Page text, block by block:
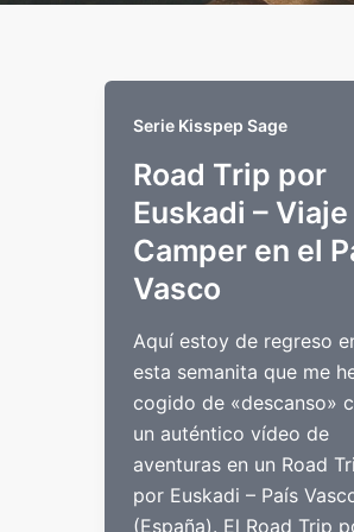
Serie Kisspep Sage
Road Trip por
Euskadi – Viaje
Camper en el
Vasco
Aquí estoy de regreso
esta semanita que me
cogido de «descanso»
un auténtico vídeo de
aventuras en un Road
por Euskadi – País
(España). El Road Trip